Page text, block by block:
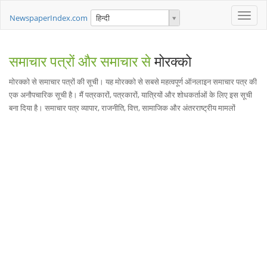
Toggle
NewspaperIndex.com हिन्दी
समाचार पत्रों और समाचार सेमोरक्को
मोरक्को से समाचार पत्रों की सूची। यह मोरक्को से सबसे महत्वपूर्ण ऑनलाइन समाचार पत्र की
एक अनौपचारिक सूची है। मैं पत्रकारों, पत्रकारों, यात्रियों और शोधकर्ताओं के लिए इस सूची
बना दिया है। समाचार पत्र व्यापार, राजनीति, वित्त, सामाजिक और अंतरराष्ट्रीय मामलों